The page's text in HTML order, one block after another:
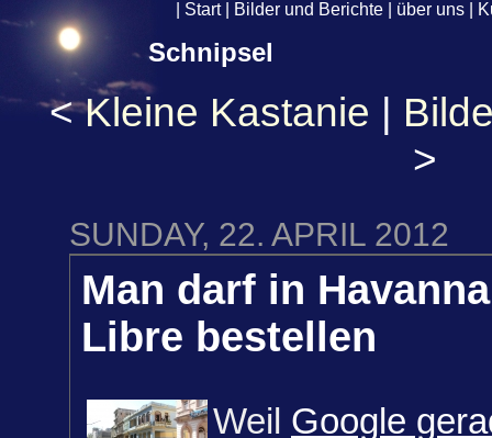
Start| Bilder und Berichte über uns
Schnipsel
< Kleine Kastanie |
>
SUNDAY, 22. APRIL 2012
Man darf in
Libre bestellen
Weil Google